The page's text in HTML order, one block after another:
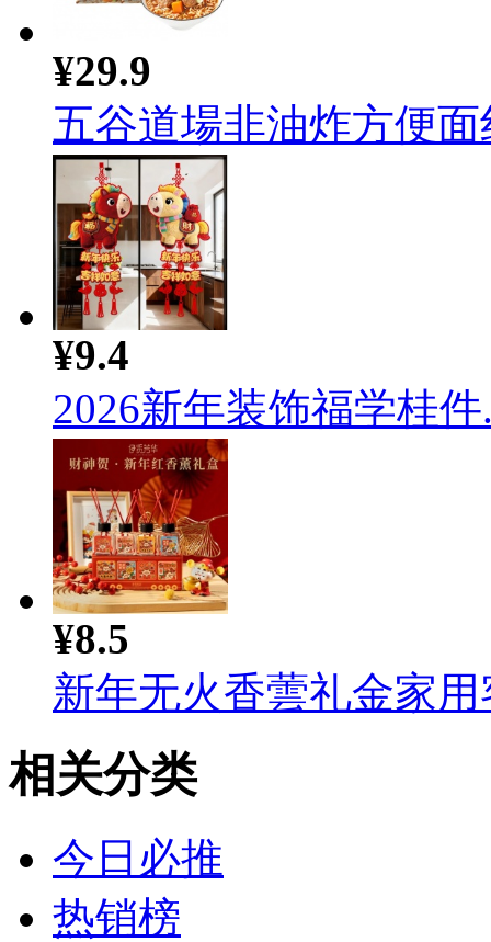
¥29.9
五谷道場非油炸方便面
¥9.4
2026新年装饰福学桂件
¥8.5
新年无火香蕓礼金家用
相关分类
今日必推
热销榜